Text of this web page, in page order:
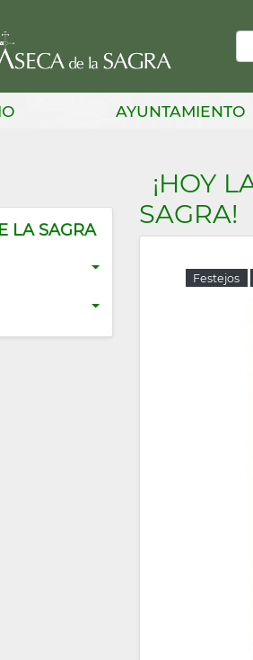
AYUNTAMIENTO
LA SAGRA
¡HOY
SAGRA!
Festejos